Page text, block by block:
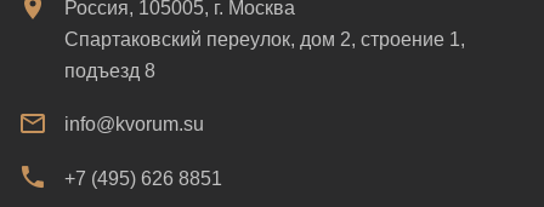
Россия, 105005, г. Москва
Спартаковский переулок, дом 2, строение 1,
подъезд 8
info@kvorum.su
+7 (495) 626 8851